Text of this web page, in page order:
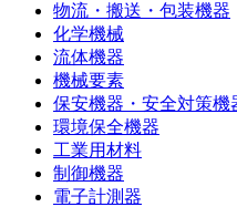
物流・搬送・包装機器
化学機械
流体機器
機械要素
保安機器・安全対策機
環境保全機器
工業用材料
制御機器
電子計測器